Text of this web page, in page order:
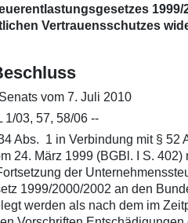
Vertrauensschutzes
vom 7. Juli 2010
1/03, 57, 58/06 --
Abs. 1 in Verbindung mit §
24. März 1999 (BGBl. I S.
der
1999/2000/2002 an den
werden als nach dem im